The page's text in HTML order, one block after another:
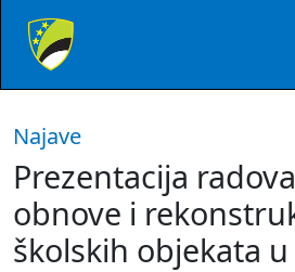
Najave
Prezentacija
obnove i
školskih objekata u